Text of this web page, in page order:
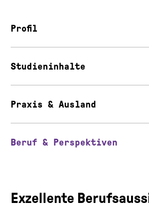
Profil
Studieninhalte
Praxis & Ausland
Beruf & Perspektiven
Exzellente